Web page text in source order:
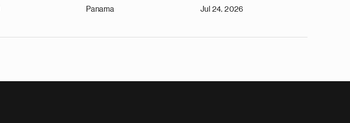
Panama Jul 24, 2026